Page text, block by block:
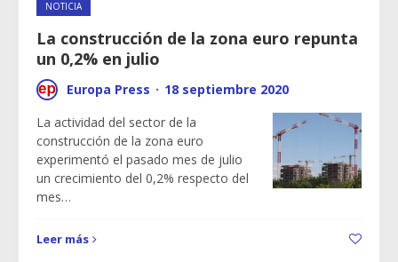
NOTICIA
La construcción de la zona euro repunta
un 0,2% en julio
Europa Press · 18 septiembre 2020
La actividad del sector de la
construcción de la zona euro
experimentó el pasado mes de julio
un crecimiento del 0,2% respecto del
mes…
Leer más